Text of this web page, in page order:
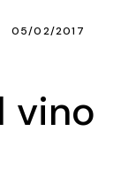
05/02/2017
vino